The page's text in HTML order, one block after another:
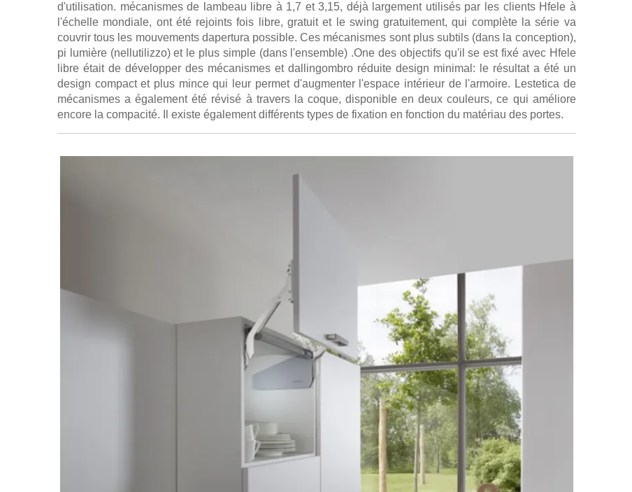
d'utilisation. mécanismes de lambeau libre à 1,7 et 3,15, déjà largement utilisés par les clients Hfele à
l'échelle mondiale, ont été rejoints fois libre, gratuit et le swing gratuitement, qui complète la série va
couvrir tous les mouvements dapertura possible. Ces mécanismes sont plus subtils (dans la conception),
pi lumière (nellutilizzo) et le plus simple (dans l'ensemble) .One des objectifs qu'il se est fixé avec Hfele
libre était de développer des mécanismes et dallingombro réduite design minimal: le résultat a été un
design compact et plus mince qui leur permet d'augmenter l'espace intérieur de l'armoire. Lestetica de
mécanismes a également été révisé à travers la coque, disponible en deux couleurs, ce qui améliore
encore la compacité. Il existe également différents types de fixation en fonction du matériau des portes.